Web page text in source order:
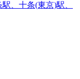
、十条(東京)駅、